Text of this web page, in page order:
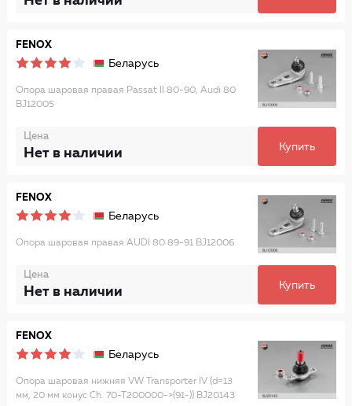
FENOX
Беларусь
Опора шаровая правая Passat II 80-90, Audi 80
BJ12005
Цена
Нет в наличии Купить
FENOX
Беларусь
Опора шаровая правая AUDI 80 89-91 BJ12006
Цена
Нет в наличии Купить
FENOX
Беларусь
Опора шаровая нижняя VW Transporter IV (d=13
мм, 20 мм конус Ch. 70-T200000->(91-)) BJ20143